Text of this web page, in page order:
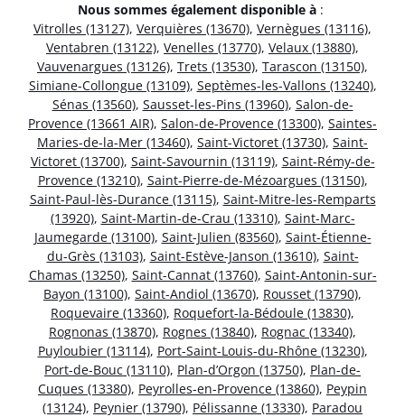
Nous sommes également disponible à :
Vitrolles (13127), Verquières (13670), Vernègues (13116),
Ventabren (13122), Venelles (13770), Velaux (13880),
Vauvenargues (13126), Trets (13530), Tarascon (13150),
Simiane-Collongue (13109), Septèmes-les-Vallons (13240),
Sénas (13560), Sausset-les-Pins (13960), Salon-de-
Provence (13661 AIR), Salon-de-Provence (13300), Saintes-
Maries-de-la-Mer (13460), Saint-Victoret (13730), Saint-
Victoret (13700), Saint-Savournin (13119), Saint-Rémy-de-
Provence (13210), Saint-Pierre-de-Mézoargues (13150),
Saint-Paul-lès-Durance (13115), Saint-Mitre-les-Remparts
(13920), Saint-Martin-de-Crau (13310), Saint-Marc-
Jaumegarde (13100), Saint-Julien (83560), Saint-Étienne-
du-Grès (13103), Saint-Estève-Janson (13610), Saint-
Chamas (13250), Saint-Cannat (13760), Saint-Antonin-sur-
Bayon (13100), Saint-Andiol (13670), Rousset (13790),
Roquevaire (13360), Roquefort-la-Bédoule (13830),
Rognonas (13870), Rognes (13840), Rognac (13340),
Puyloubier (13114), Port-Saint-Louis-du-Rhône (13230),
Port-de-Bouc (13110), Plan-d’Orgon (13750), Plan-de-
Cuques (13380), Peyrolles-en-Provence (13860), Peypin
(13124), Peynier (13790), Pélissanne (13330), Paradou